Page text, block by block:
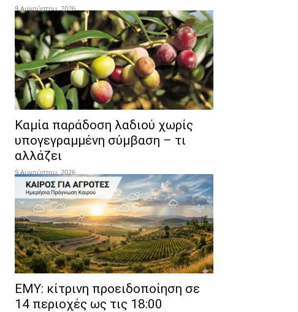
9 Αυγούστου, 2026
Καμία παράδοση λαδιού χωρίς
υπογεγραμμένη σύμβαση – τι
αλλάζει
9 Αυγούστου, 2026
ΕΜΥ: κίτρινη προειδοποίηση σε
14 περιοχές ως τις 18:00